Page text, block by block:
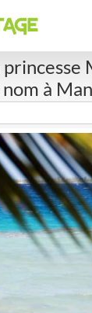
princesse
à